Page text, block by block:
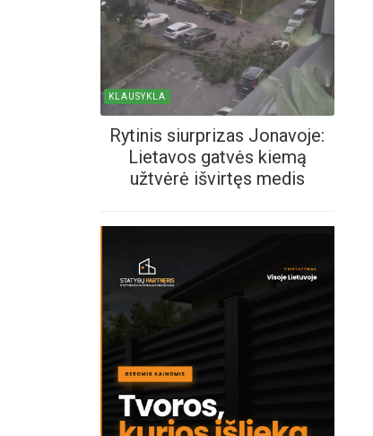
KLAUSYKLA
Rytinis siurprizas Jonavoje:
Lietavos gatvės kiemą
užtvėrė išvirtęs medis